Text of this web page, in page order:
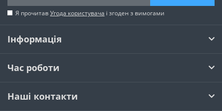
Я прочитавУгода користувача і згоден з вимогами
Інформація
Час роботи
Наші контакти